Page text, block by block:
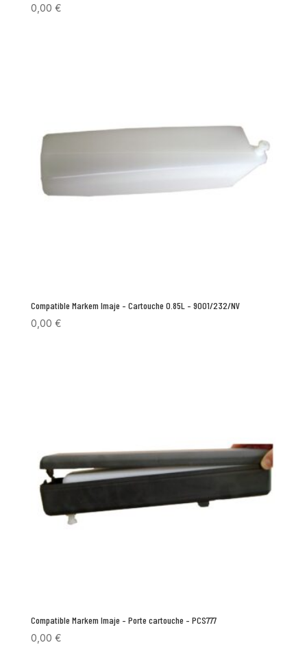
0,00 €
Compatible Markem Imaje – Cartouche 0.85L – 9001/232/NV
0,00 €
Compatible Markem Imaje – Porte cartouche – PCS777
0,00 €